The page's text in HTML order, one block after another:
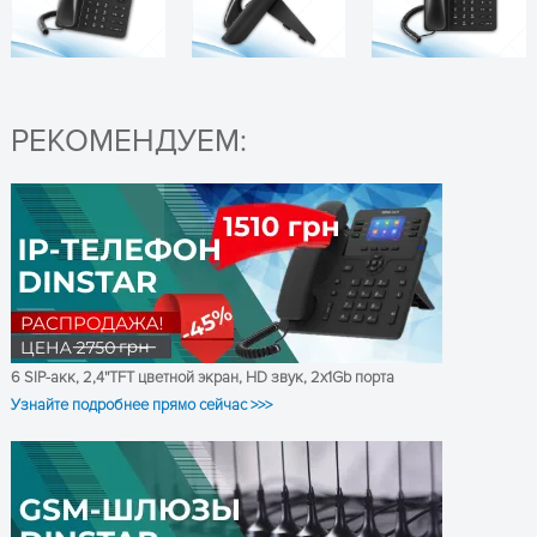
РЕКОМЕНДУЕМ:
6 SIP-акк, 2,4''TFT цветной экран, HD звук, 2x1Gb порта
Узнайте подробнее прямо сейчас >>>
Характеристики
вызова
Ожидание вызова
Переадресация
DND (режим "Не
Быстрый набор
Повторный набор
Автодозвон, автоответ
Трехсторонняя конференц-
связь
Набор номера в
одноранговой сети
Распознавание голосовой
Конференц-
телефон
Да, поддержка трехсторонней
конференции